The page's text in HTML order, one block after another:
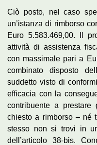
Ciò posto, nel caso
un’istanza di rimborso
Euro 5.583.469,00. Il
attività di assistenza
con massimale pari a
combinato disposto
suddetto visto di
efficacia con la
contribuente a
chiesto a rimborso – né
stesso non si trovi in
dell’articolo 38-bis.